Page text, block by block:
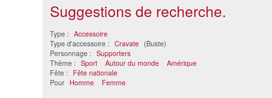
Suggestions de recherche.
Type : Accessoire
Type d'accessoire : Cravate (Buste)
Personnage : Supporters
Thème : Sport Autour du monde
Amérique
Fête : Fête nationale
Pour Homme Femme
Cravate motifs têtes de mort
3.51 €